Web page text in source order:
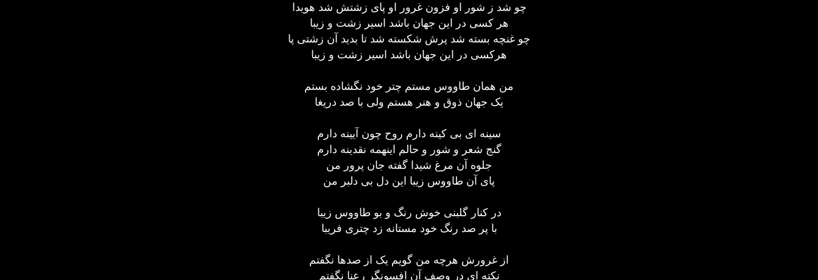
چو شد ز شور او فزون غرور او پای زشتش شد هویدا
هر کسی در این جهان باشد اسیر زشت و زیبا
چو غنچه بسته شد پرش شکسته شد تا بدید آن زشتی پا
هرکسی در این جهان باشد اسیر زشت و زیبا
من همان طاووس مستم چتر خود نگشاده بستم
یک جهان ذوق و هنر هستم ولی با صد دریغا
سینه ای بی کینه دارم روح چون آیینه دارم
گنج شعر و شور و حالم اینهمه نقدینه دارم
جلوه آن مرغ شیدا گفته جان پرور من
پای آن طاووس زیبا این دل بی دلبر من
در کنار گلبنی خوش رنگ و بو طاووس زیبا
با پر صد رنگ خود مستانه زد چتری فریبا
از غرورش هرچه من گویم یک از صدها نگفتم
نکته ای در وصف آن افسونگر رعنا نگفتم